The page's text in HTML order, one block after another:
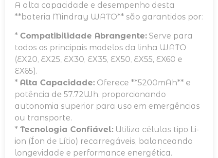
A alta capacidade e desempenho desta
**bateria Mindray WATO** são garantidos por:
* Compatibilidade Abrangente: Serve para
todos os principais modelos da linha WATO
(EX20, EX25, EX30, EX35, EX50, EX55, EX60 e
EX65).
* Alta Capacidade: Oferece **5200mAh** e
potência de 57.72Wh, proporcionando
autonomia superior para uso em emergências
ou transporte.
* Tecnologia Confiável: Utiliza células tipo Li-
ion (Íon de Lítio) recarregáveis, balanceando
longevidade e performance energética.